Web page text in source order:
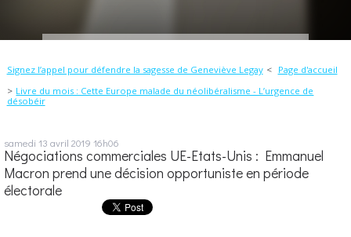
Signez l’appel pour défendre la sagesse de Geneviève Legay
Page d'accueil
Livre du mois : Cette Europe malade du néolibéralisme - L’urgence de
désobéir
samedi 13 avril 2019 16h06
Négociations commerciales UE-Etats-Unis : Emmanuel
Macron prend une décision opportuniste en période
électorale